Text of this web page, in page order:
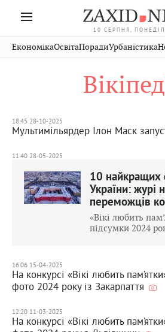
10 СЕРПНЯ,
Івано-
Франківськ
Рівне
Чернівці
Стрий
Хмельницький
Кіно
ЕкономікаОсвітаПорадиУрбаністика
18:45 28-10-2025
Мультимільярдер Ілон Маск
11:40 28-05-2025
10 найкращих
України: журі
переможців
«Вікі любить
підсумки 2024
16:06 15-04-2025
На конкурсі «Вікі любить
фото 2024 року із Закарпаття
12:20 11-03-2025
На конкурсі «Вікі любить